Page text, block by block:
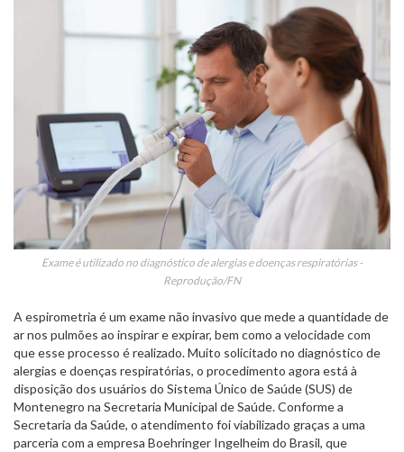
Exame é utilizado no diagnóstico de alergias e doenças respiratórias -
Reprodução/FN
A espirometria é um exame não invasivo que mede a quantidade de
ar nos pulmões ao inspirar e expirar, bem como a velocidade com
que esse processo é realizado. Muito solicitado no diagnóstico de
alergias e doenças respiratórias, o procedimento agora está à
disposição dos usuários do Sistema Único de Saúde (SUS) de
Montenegro na Secretaria Municipal de Saúde. Conforme a
Secretaria da Saúde, o atendimento foi viabilizado graças a uma
parceria com a empresa Boehringer Ingelheim do Brasil, que